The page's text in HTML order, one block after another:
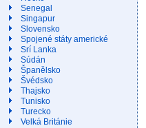
Senegal
Singapur
Slovensko
Spojené státy americké
Srí Lanka
Súdán
Španělsko
Švédsko
Thajsko
Tunisko
Turecko
Velká Británie